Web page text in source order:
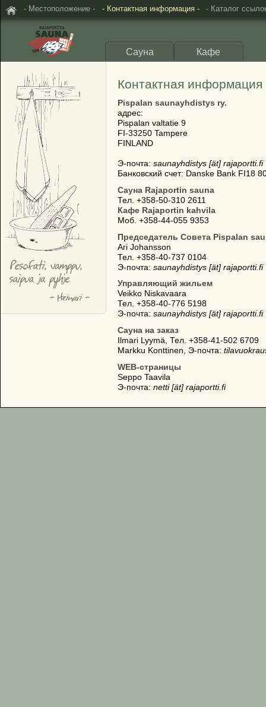
- Местоположение - - Контактная информация - - Каталог
Сауна Кафе
Контактная информация
Pispalan saunayhdistys ry.
адрес:
Pispalan valtatie 9
FI-33250 Tampere
FINLAND
Э-почта: saunayhdistys [ät] rajaportti.fi
Банковский счет: Danske Bank FI18
Сауна Rajaportin sauna
Тел. +358-50-310 2611
Кафе Rajaportin kahvila
Моб. +358-44-055 9353
Председатель Совета Pispalan
Ari Johansson
Тел. +358-40-737 0104
Э-почта: saunayhdistys [ät] rajaportti.fi
Управляющий жильем
Veikko Niskavaara
Тел. +358-40-776 5198
Э-почта: saunayhdistys [ät] rajaportti.fi
Сауна на заказ
Ilmari Lyymä, Тел. +358-41-502 6709
Markku Konttinen, Э-почта:
WEB-страницы
Seppo Taavila
Э-почта: netti [ät] rajaportti.fi